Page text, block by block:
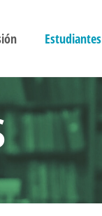
Estudiantes